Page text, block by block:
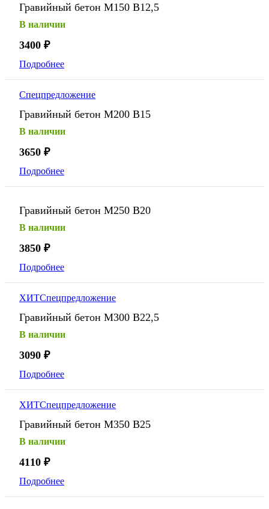
Гравийный бетон М150 В12,5
В наличии
3400 ₽
Подробнее
Спецпредложение
Гравийный бетон М200 В15
В наличии
3650 ₽
Подробнее
Гравийный бетон М250 В20
В наличии
3850 ₽
Подробнее
ХИТСпецпредложение
Гравийный бетон М300 В22,5
В наличии
3090 ₽
Подробнее
ХИТСпецпредложение
Гравийный бетон М350 В25
В наличии
4110 ₽
Подробнее